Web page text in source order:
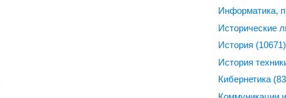
Информатика,
Исторические
История (10671)
История
Кибернетика